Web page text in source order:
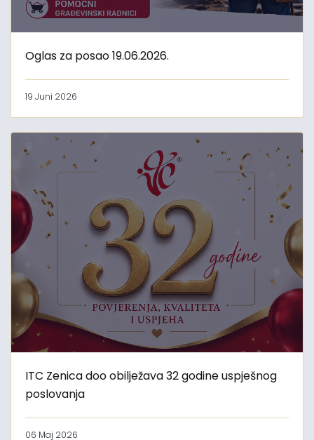
Oglas za posao 19.06.2026.
19 Juni 2026
ITC Zenica doo obilježava 32 godine uspješnog
poslovanja
06 Maj 2026